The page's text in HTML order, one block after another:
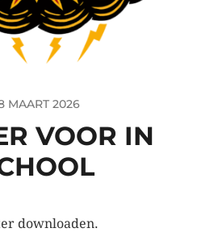
MAART 2026
VOOR IN
downloaden.